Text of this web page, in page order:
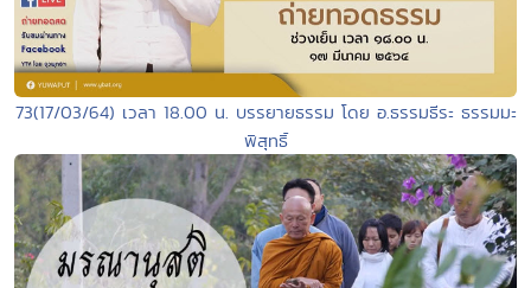
73(17/03/64) เวลา 18.00 น. บรรยายธรรม โดย อ.ธรรมธีระ ธรรมมะ
พิสุทธิ์